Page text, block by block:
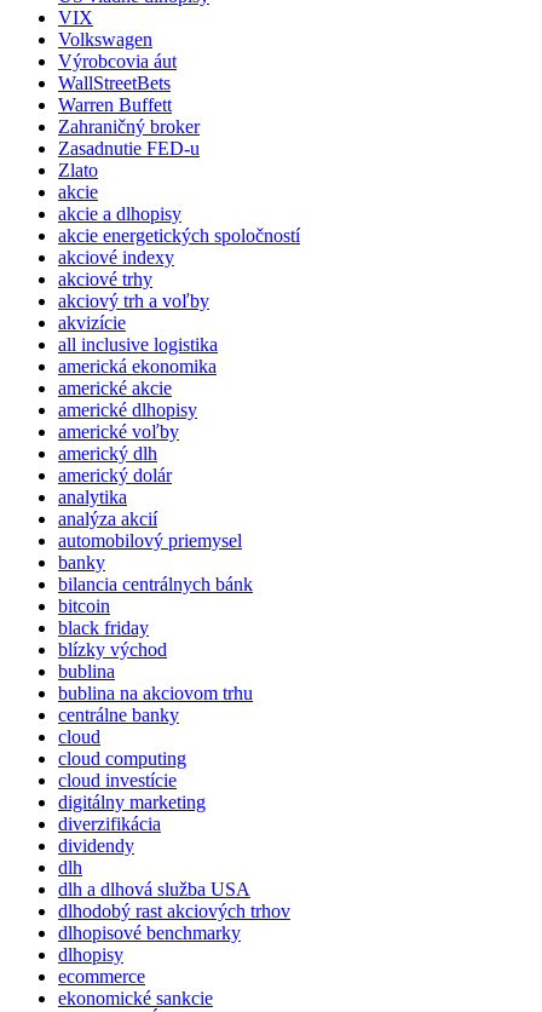
VIX
Volkswagen
Výrobcovia áut
WallStreetBets
Warren Buffett
Zahraničný broker
Zasadnutie FED-u
Zlato
akcie
akcie a dlhopisy
akcie energetických spoločností
akciové indexy
akciové trhy
akciový trh a voľby
akvizície
all inclusive logistika
americká ekonomika
americké akcie
americké dlhopisy
americké voľby
americký dlh
americký dolár
analytika
analýza akcií
automobilový priemysel
banky
bilancia centrálnych bánk
bitcoin
black friday
blízky východ
bublina
bublina na akciovom trhu
centrálne banky
cloud
cloud computing
cloud investície
digitálny marketing
diverzifikácia
dividendy
dlh
dlh a dlhová služba USA
dlhodobý rast akciových trhov
dlhopisové benchmarky
dlhopisy
ecommerce
ekonomické sankcie